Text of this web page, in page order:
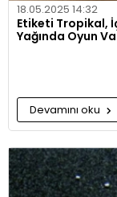
18.05.2025 14:32
Etiketi Tropikal,
Yağında Oyun
Devamını oku